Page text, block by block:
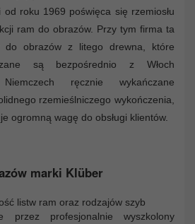
od roku 1969 poświęca się rzemiosłu
ram do obrazów. Przy tym firma ta
do obrazów z litego drewna, które
są bezpośrednio z Włoch
ręcznie wykańczane
rzemieślniczego wykończenia,
ogromną wagę do obsługi klientów.
marki Klüber
listw ram oraz rodzajów szyb
przez profesjonalnie wyszkolony